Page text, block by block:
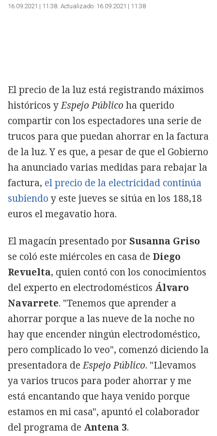
16.09.2021 | 11:38 Actualizado: 16.09.2021 | 11:38
El precio de la luz está registrando máximos
históricos yEspejo Público ha querido
compartir con los espectadores una serie de
trucos para que puedan ahorrar en la factura
de la luz. Y es que, a pesar de que el Gobierno
ha anunciado varias medidas para rebajar la
factura, el precio de la electricidad continúa
subiendo y este jueves se sitúa en los 188,18
euros el megavatio hora.
El magacín presentado porSusanna Griso
se coló este miércoles en casa de Diego
Revuelta, quien contó con los conocimientos
del experto en electrodomésticos Álvaro
Navarrete. "Tenemos que aprender a
ahorrar porque a las nueve de la noche no
hay que encender ningún electrodoméstico,
pero complicado lo veo", comenzó diciendo la
presentadora deEspejo Público. "Llevamos
ya varios trucos para poder ahorrar y me
está encantando que haya venido porque
estamos en mi casa", apuntó el colaborador
del programa de Antena 3.